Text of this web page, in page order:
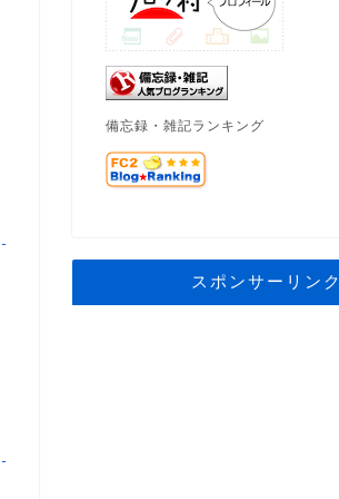
備忘録・雑記ランキング
スポンサーリンク